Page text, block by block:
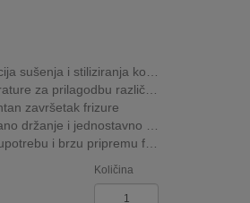
sušenja i stiliziranja kose
različitim tipovima kose
završetak frizure
i jednostavno korištenje
i brzu pripremu frizure
Količina